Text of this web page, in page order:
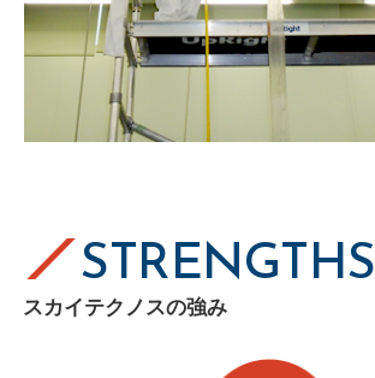
STRENGTHS
スカイテクノスの強み